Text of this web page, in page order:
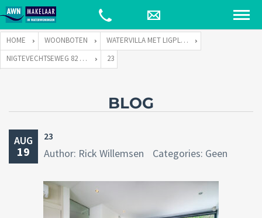
HOME WOONBOTEN
WATERVILLA MET LIGPLAATS
NIGTEVECHTSEWEG 82 TE VREELAND
23
BLOG
AUG
19
23
Author: Rick Willemsen Categories: Geen